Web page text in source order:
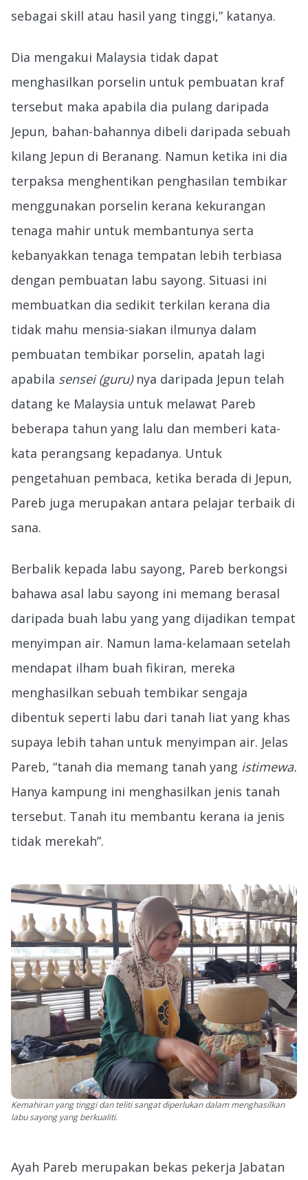
sebagai skill atau hasil yang tinggi,” katanya.
Dia mengakui Malaysia tidak dapat
menghasilkan porselin untuk pembuatan kraf
tersebut maka apabila dia pulang daripada
Jepun, bahan-bahannya dibeli daripada sebuah
kilang Jepun di Beranang. Namun ketika ini dia
terpaksa menghentikan penghasilan tembikar
menggunakan porselin kerana kekurangan
tenaga mahir untuk membantunya serta
kebanyakkan tenaga tempatan lebih terbiasa
dengan pembuatan labu sayong. Situasi ini
membuatkan dia sedikit terkilan kerana dia
tidak mahu mensia-siakan ilmunya dalam
pembuatan tembikar porselin, apatah lagi
apabila sensei (guru)nya daripada Jepun telah
datang ke Malaysia untuk melawat Pareb
beberapa tahun yang lalu dan memberi kata-
kata perangsang kepadanya. Untuk
pengetahuan pembaca, ketika berada di Jepun,
Pareb juga merupakan antara pelajar terbaik di
sana.
Berbalik kepada labu sayong, Pareb berkongsi
bahawa asal labu sayong ini memang berasal
daripada buah labu yang yang dijadikan tempat
menyimpan air. Namun lama-kelamaan setelah
mendapat ilham buah fikiran, mereka
menghasilkan sebuah tembikar sengaja
dibentuk seperti labu dari tanah liat yang khas
supaya lebih tahan untuk menyimpan air. Jelas
Pareb, “tanah dia memang tanah yang istimewa.
Hanya kampung ini menghasilkan jenis tanah
tersebut. Tanah itu membantu kerana ia jenis
tidak merekah”.
Kemahiran yang tinggi dan teliti sangat diperlukan dalam menghasilkan
labu sayong yang berkualiti.
Ayah Pareb merupakan bekas pekerja Jabatan